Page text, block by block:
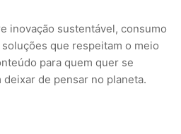
inovação sustentável, consumo
que respeitam o meio
para quem quer se
deixar de pensar no planeta.